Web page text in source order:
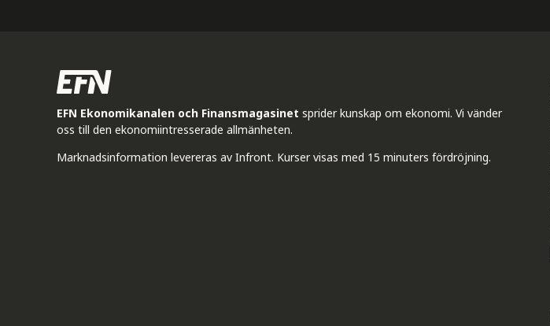
EFN Ekonomikanalen och Finansmagasinet sprider kunskap om ekonomi. Vi vänder
oss till den ekonomiintresserade allmänheten.
Marknadsinformation levereras av Infront. Kurser visas med 15 minuters fördröjning.